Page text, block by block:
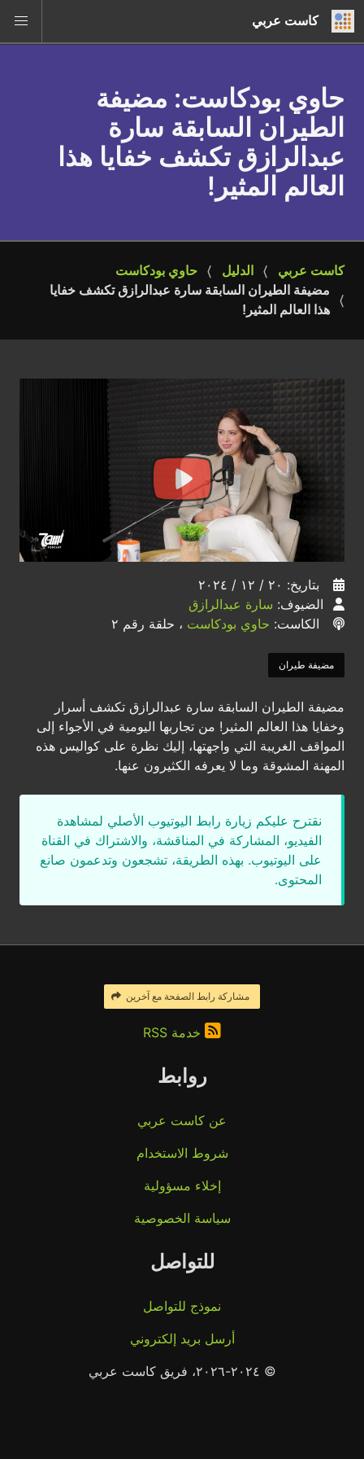
كاست عربي
حاوي بودكاست: مضيفة
الطيران السابقة سارة
عبدالرازق تكشف خفايا هذا
العالم المثير!
كاست عربي الدليل
حاوي بودكاست
مضيفة الطيران السابقة سارة عبدالرازق تكشف خفايا
هذا العالم المثير!
بتاريخ: ٢٠ / ١٢ / ٢٠٢٤
الضيوف: سارة عبدالرازق
الكاست: حاوي بودكاست ، حلقة رقم ٢
مضيفة طيران
مضيفة الطيران السابقة سارة عبدالرازق تكشف أسرار
وخفايا هذا العالم المثير! من تجاربها اليومية في الأجواء إلى
المواقف الغريبة التي واجهتها، إليك نظرة على كواليس هذه
المهنة المشوقة وما لا يعرفه الكثيرون عنها.
نقترح عليكم زيارة رابط اليوتيوب الأصلي لمشاهدة
الفيديو، المشاركة في المناقشة، والاشتراك في القناة
على اليوتيوب. بهذه الطريقة، تشجعون وتدعمون صانع
المحتوى.
مشاركة رابط الصفحة مع آخرين
خدمة RSS
روابط
عن كاست عربي
شروط الاستخدام
إخلاء مسؤولية
سياسة الخصوصية
للتواصل
نموذج للتواصل
أرسل بريد إلكتروني
© ٢٠٢٤-٢٠٢٦، فريق كاست عربي